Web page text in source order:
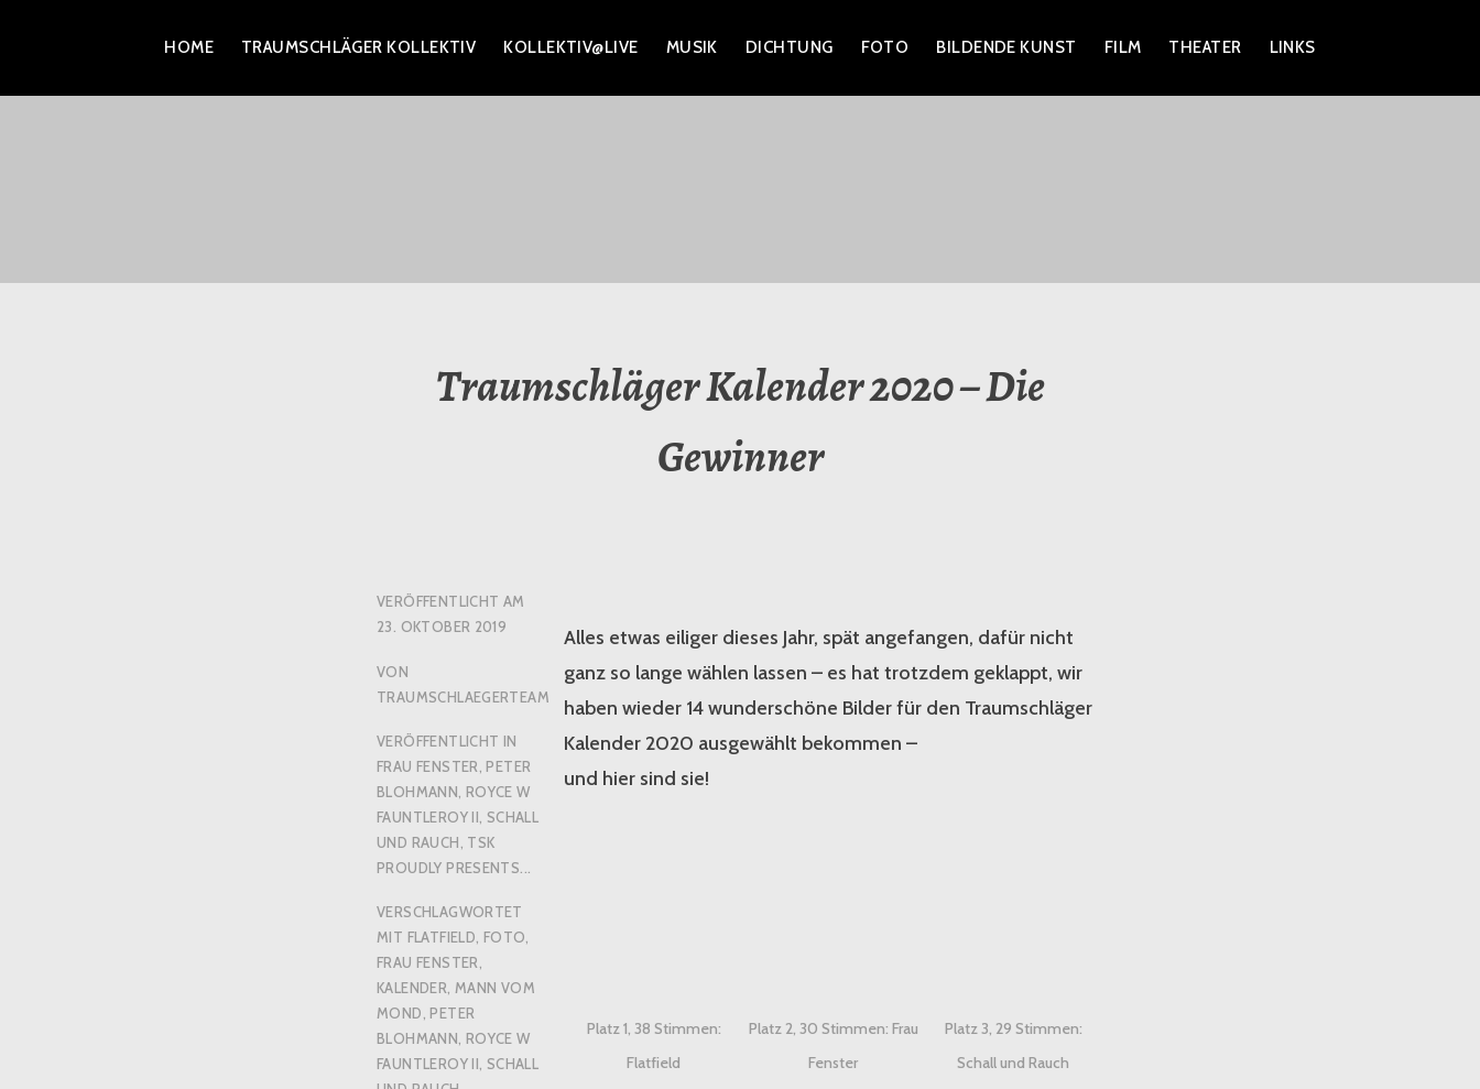
springen
HOME TRAUMSCHLÄGER KOLLEKTIV KOLLEKTIV@LIVE MUSIK DICHTUNG FOTO BILDENDE KUNST FILM THEATER LINKS
Traumschläger Kalender 2020 – Die
Gewinner
VERÖFFENTLICHT AM
23. OKTOBER 2019
VON
TRAUMSCHLAEGERTEAM
VERÖFFENTLICHT IN
FRAU FENSTER PETER
BLOHMANN ROYCE W
FAUNTLEROY II SCHALL
UND RAUCH TSK
PROUDLY PRESENTS...
VERSCHLAGWORTET
MIT FLATFIELD FOTO
FRAU FENSTER
KALENDER MANN VOM
MOND PETER
BLOHMANN ROYCE W
FAUNTLEROY II SCHALL
Alles etwas eiliger dieses Jahr, spät angefangen, dafür nicht
ganz so lange wählen lassen – es hat trotzdem geklappt, wir
haben wieder 14 wunderschöne Bilder für den Traumschläger
Kalender 2020 ausgewählt bekommen –
und hier sind sie!
Platz 1, 38 Stimmen:
Flatfield
Platz 2, 30 Stimmen: Frau
Fenster
Platz 3, 29 Stimmen:
Schall und Rauch